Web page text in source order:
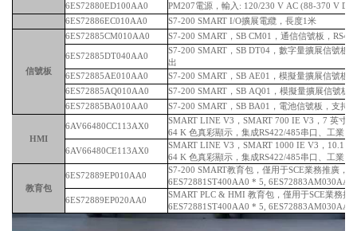
6ES72880ED100AA0
PM207電源，輸入: 120/230 V AC (88-370 V
6ES72886EC010AA0
S7-200 SMART I/O擴展電纜，長度1米
信號板
6ES72885CM010AA0 S7-200 SMART，SB CM01，通信信號板，
6ES72885DT040AA0
S7-200 SMART，SB DT04，數字量擴展信號板
出
6ES72885AE010AA0
S7-200 SMART，SB AE01，模擬量擴展信號板
6ES72885AQ010AA0
S7-200 SMART，SB AQ01，模擬量擴展信號板
6ES72885BA010AA0
S7-200 SMART，SB BA01，電池信號板，支持
HMI
6AV66480CC113AX0
SMART LINE V3，SMART 700 IE V3，7 英寸
64 K 色真彩顯示，集成RS422/485串口、工業以
6AV66480CE113AX0
SMART LINE V3，SMART 1000 IE V3，10.1
64 K 色真彩顯示，集成RS422/485串口、工業以
教育包
6ES72889EP010AA0
S7-200 SMART教育包，僅用于SCE業務推廣，
6ES72881ST400AA0 * 5, 6ES72883AM030AA0
6ES72889EP020AA0
SMART PLC & HMI 教育包，僅用于SCE業務推
6ES72881ST400AA0 * 5,